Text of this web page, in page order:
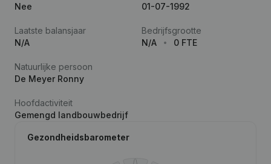
Nee
01-07-1992
Laatste balansjaar
N/A
Bedrijfsgrootte
N/A
0 FTE
Natuurlijke persoon
De Meyer Ronny
Hoofdactiviteit
Gemengd landbouwbedrijf
Gezondheidsbarometer